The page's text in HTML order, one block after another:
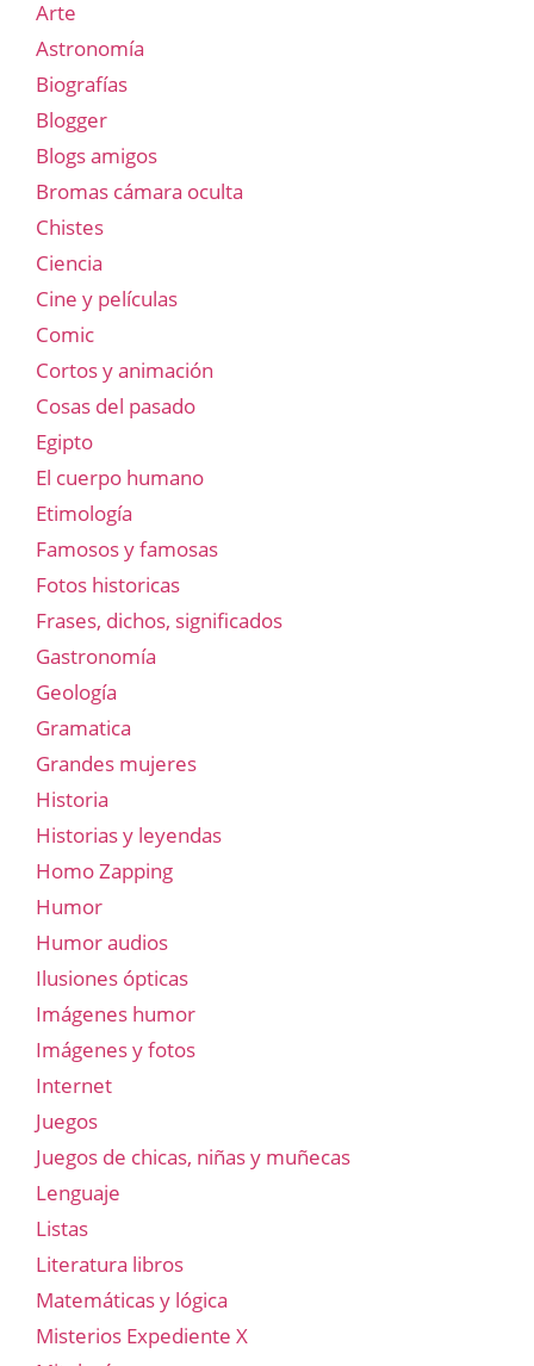
Arte
Astronomía
Biografías
Blogger
Blogs amigos
Bromas cámara oculta
Chistes
Ciencia
Cine y películas
Comic
Cortos y animación
Cosas del pasado
Egipto
El cuerpo humano
Etimología
Famosos y famosas
Fotos historicas
Frases, dichos, significados
Gastronomía
Geología
Gramatica
Grandes mujeres
Historia
Historias y leyendas
Homo Zapping
Humor
Humor audios
Ilusiones ópticas
Imágenes humor
Imágenes y fotos
Internet
Juegos
Juegos de chicas, niñas y muñecas
Lenguaje
Listas
Literatura libros
Matemáticas y lógica
Misterios Expediente X